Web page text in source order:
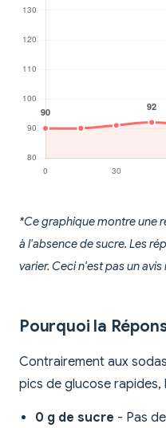
*Ce graphique montre une
à l'absence de sucre. Les
varier. Ceci n'est pas un
Pourquoi la
Contrairement aux
pics de glucose rapides,
0 g de sucre - Pas